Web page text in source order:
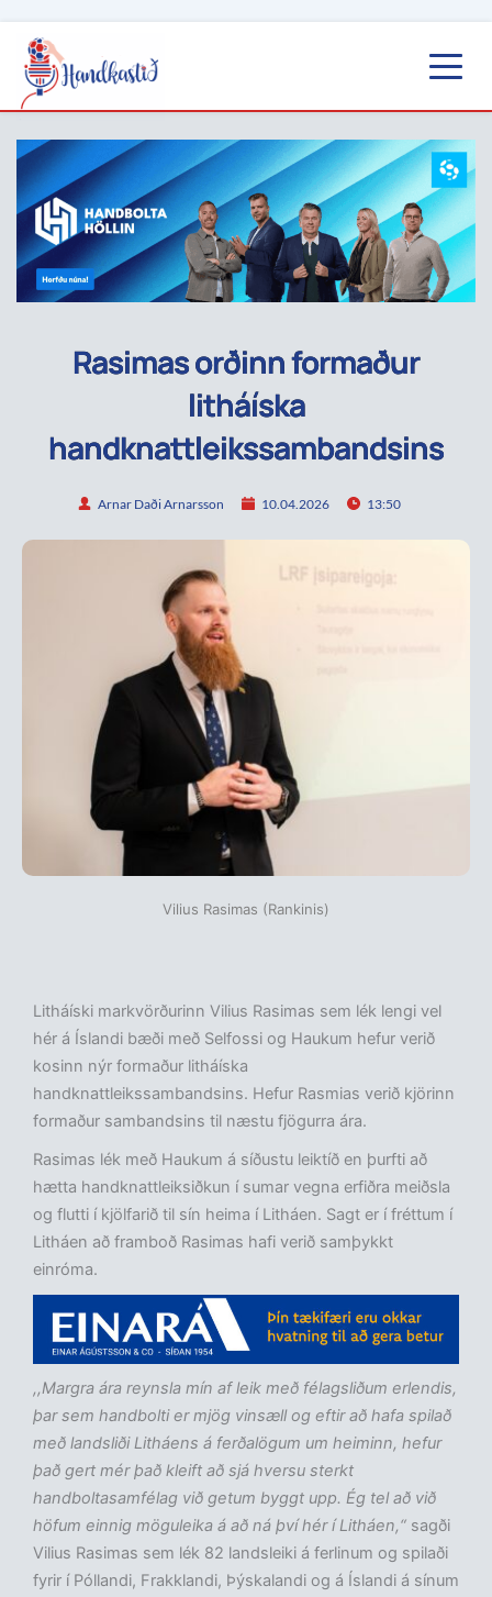
Rasimas orðinn formaður
litháíska
handknattleikssambandsins
Arnar Daði Arnarsson 10.04.2026 13:50
Vilius Rasimas (Rankinis)
Litháíski markvörðurinn Vilius Rasimas sem lék lengi vel
hér á Íslandi bæði með Selfossi og Haukum hefur verið
kosinn nýr formaður litháíska
handknattleikssambandsins. Hefur Rasmias verið kjörinn
formaður sambandsins til næstu fjögurra ára.
Rasimas lék með Haukum á síðustu leiktíð en þurfti að
hætta handknattleiksiðkun í sumar vegna erfiðra meiðsla
og flutti í kjölfarið til sín heima í Litháen. Sagt er í fréttum í
Litháen að framboð Rasimas hafi verið samþykkt
einróma.
,,Margra ára reynsla mín af leik með félagsliðum erlendis,
þar sem handbolti er mjög vinsæll og eftir að hafa spilað
með landsliði Litháens á ferðalögum um heiminn, hefur
það gert mér það kleift að sjá hversu sterkt
handboltasamfélag við getum byggt upp. Ég tel að við
höfum einnig möguleika á að ná því hér í Litháen,“ sagði
Vilius Rasimas sem lék 82 landsleiki á ferlinum og spilaði
fyrir í Póllandi, Frakklandi, Þýskalandi og á Íslandi á sínum